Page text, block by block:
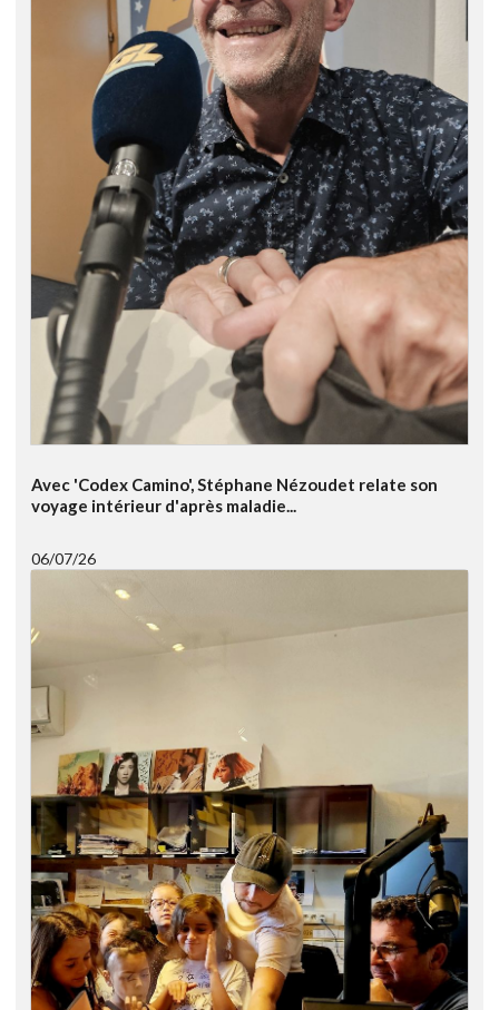
Avec 'Codex Camino', Stéphane Nézoudet relate son
voyage intérieur d'après maladie...
06/07/26